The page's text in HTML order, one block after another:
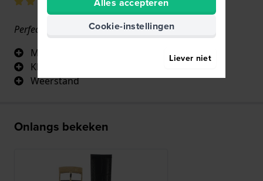
Perfect identiek aan het origineel, past perfect!
Maat
Kleur
Weerstand
Onlangs bekeken
Cookie-instellingen
Liever niet